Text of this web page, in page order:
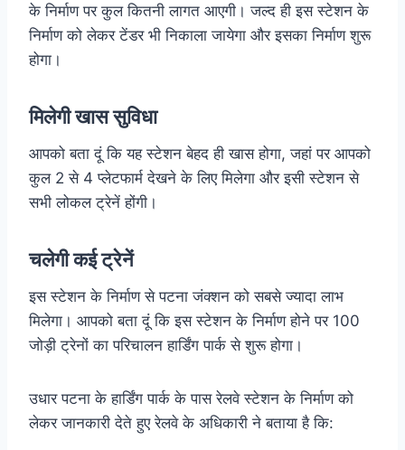
के निर्माण पर कुल कितनी लागत आएगी। जल्द ही इस स्टेशन के
निर्माण को लेकर टेंडर भी निकाला जायेगा और इसका निर्माण शुरू
होगा।
मिलेगी खास सुविधा
आपको बता दूं कि यह स्टेशन बेहद ही खास होगा, जहां पर आपको
कुल 2 से 4 प्लेटफार्म देखने के लिए मिलेगा और इसी स्टेशन से
सभी लोकल ट्रेनें होंगी।
चलेगी कई ट्रेनें
इस स्टेशन के निर्माण से पटना जंक्शन को सबसे ज्यादा लाभ
मिलेगा। आपको बता दूं कि इस स्टेशन के निर्माण होने पर 100
जोड़ी ट्रेनों का परिचालन हार्डिंग पार्क से शुरू होगा।
उधार पटना के हार्डिंग पार्क के पास रेलवे स्टेशन के निर्माण को
लेकर जानकारी देते हुए रेलवे के अधिकारी ने बताया है कि: